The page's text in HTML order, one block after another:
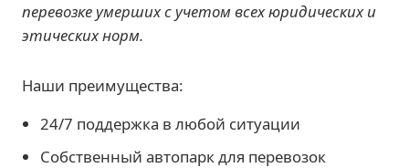
перевозке умерших с учетом всех юридических и
этических норм.
Наши преимущества:
24/7 поддержка в любой ситуации
Собственный автопарк для перевозок